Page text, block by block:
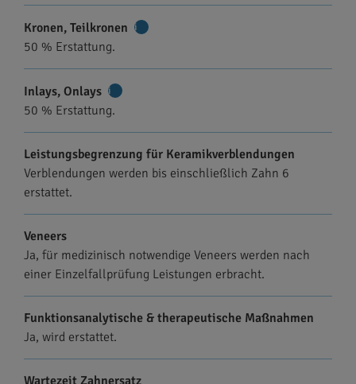
Kronen, Teilkronen
50 % Erstattung.
Inlays, Onlays
Informationen
50 % Erstattung.
Leistungsbegrenzung für Keramikverblendungen
Verblendungen werden bis einschließlich Zahn 6
erstattet.
Veneers
Ja, für medizinisch notwendige Veneers werden nach
einer Einzelfallprüfung Leistungen erbracht.
Funktionsanalytische & therapeutische Maßnahmen
Ja, wird erstattet.
Wartezeit Zahnersatz